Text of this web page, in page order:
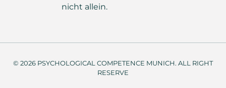
nicht allein.
© 2026 PSYCHOLOGICAL COMPETENCE MUNICH. ALL RIGHT
RESERVE